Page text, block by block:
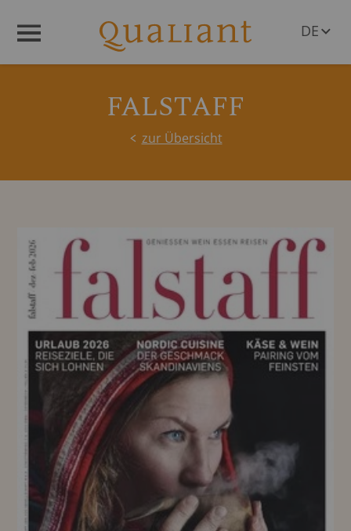
DE
FALSTAFF
zur Übersicht